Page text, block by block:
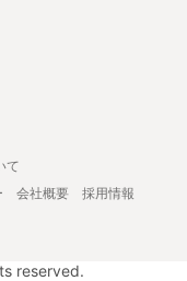
て
会社概要
採用情報
reserved.